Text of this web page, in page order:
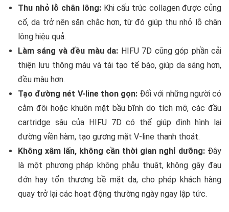
Thu nhỏ lỗ chân lông:Khi cấu trúc collagen được củng
cố, da trở nên săn chắc hơn, từ đó giúp thu nhỏ lỗ chân
lông hiệu quả.
Làm sáng và đều màu da: HIFU 7D cũng góp phần cải
thiện lưu thông máu và tái tạo tế bào, giúp da sáng hơn,
đều màu hơn.
Tạo đường nét V-line thon gọn: Đối với những người có
cằm đôi hoặc khuôn mặt bầu bĩnh do tích mỡ, các đầu
cartridge sâu của HIFU 7D có thể giúp định hình lại
đường viền hàm, tạo gương mặt V-line thanh thoát.
Không xâm lấn, không cần thời gian nghỉ dưỡng: Đây
là một phương pháp không phẫu thuật, không gây đau
đớn hay tổn thương bề mặt da, cho phép khách hàng
quay trở lại các hoạt động thường ngày ngay lập tức.